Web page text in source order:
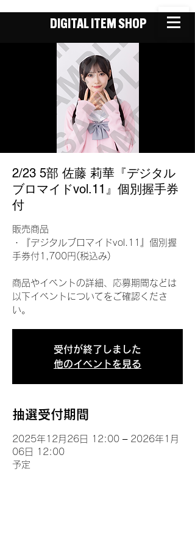
DIGITAL ITEM SHOP
2/23 5部 佐藤 莉華『デジタル
ブロマイドvol.11』個別握手券
付
販売商品
・『デジタルブロマイドvol.11』個別握
手券付1,700円(税込み)
商品やイベントの詳細、応募期間などは
以下イベントについてをご確認くださ
い。
受付が終了しました
他のイベントを見る
抽選受付期間
2025年12月26日 12:00 – 2026年1月
06日 12:00
予定